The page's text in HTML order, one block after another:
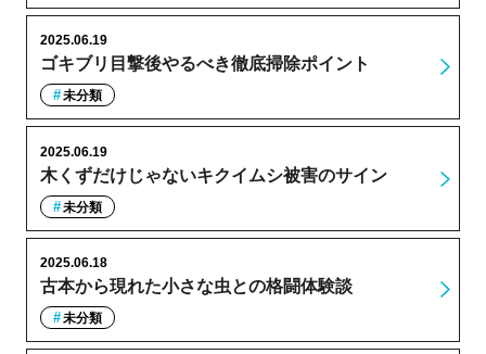
ゴキブリ目撃後やるべき徹底掃除ポイント
2025.06.19
未分類
木くずだけじゃないキクイムシ被害のサイン
2025.06.19
未分類
古本から現れた小さな虫との格闘体験談
2025.06.18
未分類